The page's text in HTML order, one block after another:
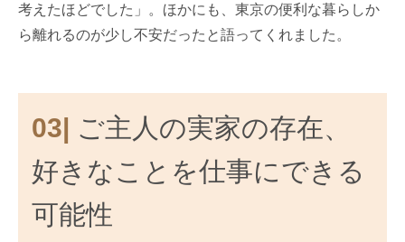
考えたほどでした」。ほかにも、東京の便利な暮らしか
ら離れるのが少し不安だったと語ってくれました。
03| ご主人の実家の存在、
好きなことを仕事にできる
可能性